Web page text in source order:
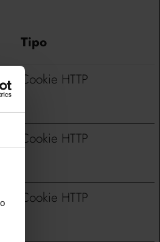
Tipo
Cookie HTTP
Cookie HTTP
Cookie HTTP